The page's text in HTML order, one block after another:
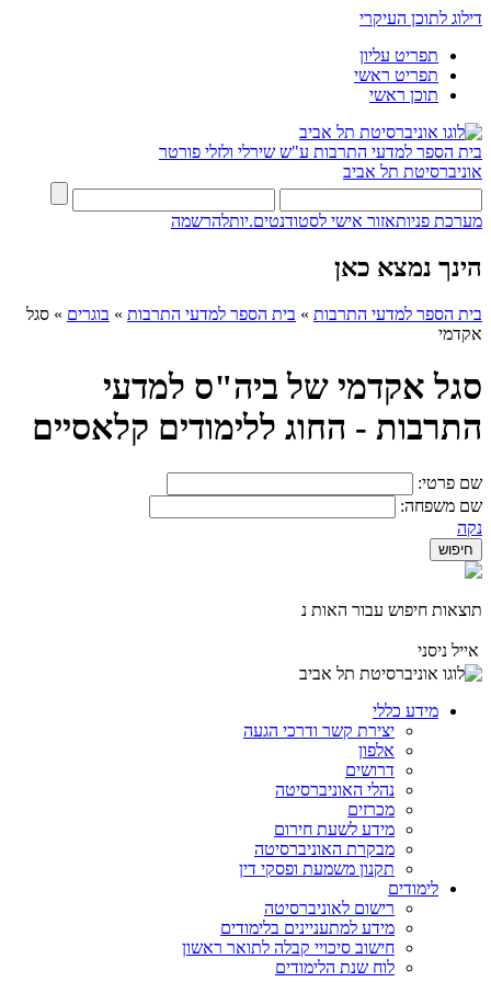
דילוג לתוכן העיקרי
תפריט עליון
תפריט ראשי
תוכן ראשי
בית הספר למדעי התרבות ע"ש שירלי ולזלי פורטר
אוניברסיטת תל אביב
מערכת פניותאזור אישי לסטודנטים.יותלהרשמה
הינך נמצא כאן
בית הספר למדעי התרבות » בית הספר למדעי התרבות » בוגרים » סגל
אקדמי
סגל אקדמי של ביה"ס למדעי
התרבות - החוג ללימודים קלאסיים
שם פרטי:
שם משפחה:
נקה
תוצאות חיפוש עבור האות נ
אייל ניסני
מידע כללי
יצירת קשר ודרכי הגעה
אלפון
דרושים
נהלי האוניברסיטה
מכרזים
מידע לשעת חירום
מבקרת האוניברסיטה
תקנון משמעת ופסקי דין
לימודים
רישום לאוניברסיטה
מידע למתעניינים בלימודים
חישוב סיכויי קבלה לתואר ראשון
לוח שנת הלימודים